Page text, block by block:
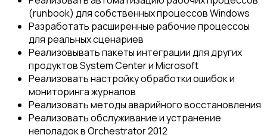
(runbook) для собственных процессов Windows
Разработать расширенные рабочие процессоы
для реальных сценариев
Реализовывать пакеты интеграции для других
продуктов System Center и Microsoft
Реализовать настройку обработки ошибок и
мониторинга журналов
Реализовать методы аварийного восстановления
Реализовать обслуживание и устранение
неполадок в Orchestrator 2012